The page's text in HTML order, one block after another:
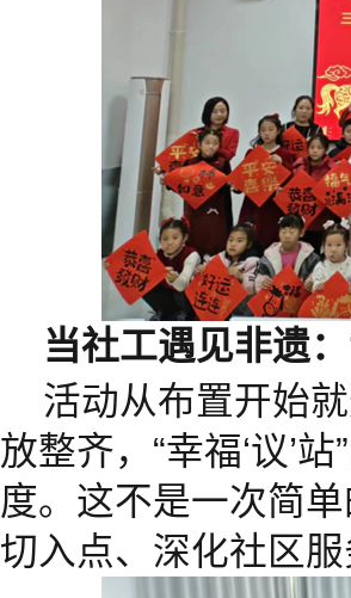
当社工遇见非遗
活动从布置开始
放整齐，“幸福‘议’
度。这不是一次简
切入点、深化社区